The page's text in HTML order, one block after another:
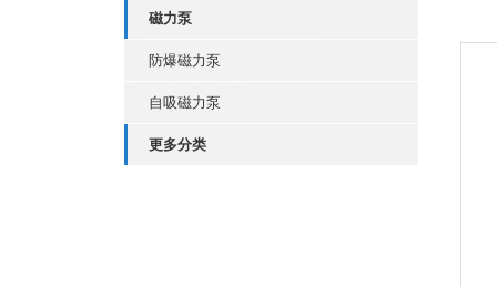
磁力泵
防爆磁力泵
自吸磁力泵
更多分类